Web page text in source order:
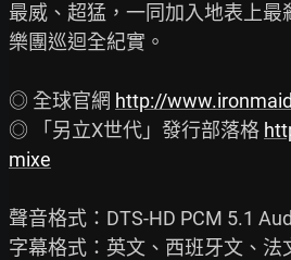
最威、超猛，一同加入地表上最
樂團巡迴全紀實。
◎ 全球官網 http://
◎ 「另立X世代」發行部落格
mixe
聲音格式：DTS-HD PCM 5.1
字幕格式：英文、西班牙文、法